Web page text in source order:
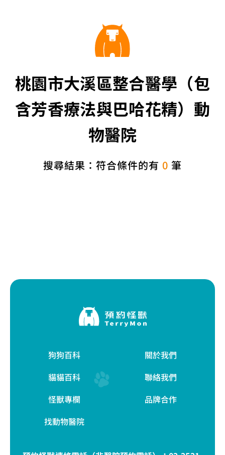
桃園市大溪區整合醫學（包
含芳香療法與巴哈花精）動
物醫院
搜尋結果：符合條件的有 0 筆
狗狗百科
貓貓百科
怪獸專欄
找動物醫院
關於我們
聯絡我們
品牌合作